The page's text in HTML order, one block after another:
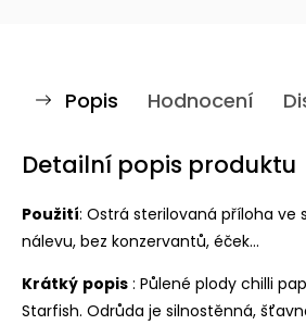
Popis Hodnocení
Detailní popis produktu
Použití: Ostrá sterilovaná příloha ve
nálevu, bez konzervantů, éček...
Krátký popis : Půlené plody chilli
Starfish. Odrůda je silnostěnná,